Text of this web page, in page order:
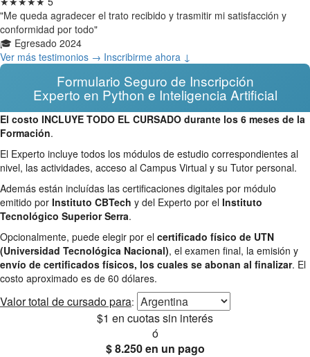
"Me queda agradecer el trato recibido y trasmitir mi satisfacción y
conformidad por todo"
🎓 Egresado 2024
Ver más testimonios → Inscribirme ahora ↓
Formulario Seguro de Inscripción
Experto en Python e Inteligencia Artificial
El costo INCLUYE TODO EL CURSADO durante los 6 meses de la
Formación.
El Experto incluye todos los módulos de estudio correspondientes al
nivel, las actividades, acceso al Campus Virtual y su Tutor personal.
Además están incluídas las certificaciones digitales por módulo
emitido por Instituto CBTech y del Experto por el Instituto
Tecnológico Superior Serra.
Opcionalmente, puede elegir por el certificado físico de UTN
(Universidad Tecnológica Nacional), el examen final, la emisión y
envío de certificados físicos, los cuales se abonan al finalizar. El
costo aproximado es de 60 dólares.
Valor total de cursado para:
$1 en cuotas sin interés
ó
$ 8.250en un pago